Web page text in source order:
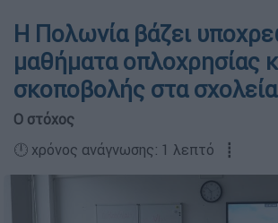
H Πολωνία βάζει
μαθήματα οπλοχρησίας
σκοποβολής στα σχολεία
Ο στόχος
🕛 χρόνος ανάγνωσης: 1 λεπτό ┋